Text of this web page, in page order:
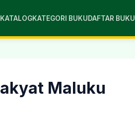
KATALOGKATEGORI BUKUDAFTAR BUKU
Maluku